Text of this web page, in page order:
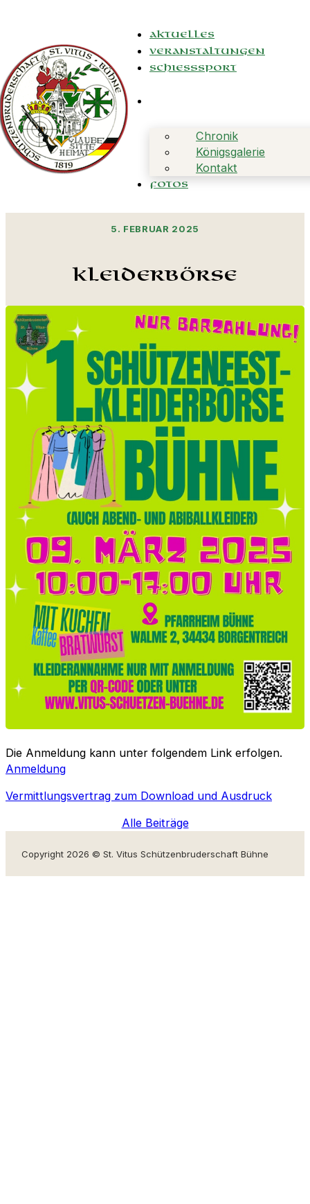
Aktuelles
Veranstaltungen
Schießsport
Chronik
Königsgalerie
Kontakt
Fotos
5. FEBRUAR 2025
Kleiderbörse
Die Anmeldung kann unter folgendem Link erfolgen.
Anmeldung
Vermittlungsvertrag zum Download und Ausdruck
Alle Beiträge
Copyright 2026 © St. Vitus Schützenbruderschaft Bühne